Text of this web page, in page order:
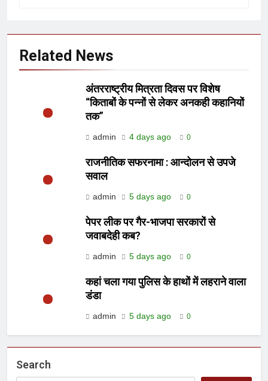
Related News
अंतरराष्ट्रीय मित्रता दिवस पर विशेष
“किताबों के पन्नों से लेकर अनकही कहानियों
तक”
admin 4 days ago 0
राजनीतिक सफरनामा : आन्दोलन से उपजे
सवाल
admin 5 days ago 0
पेपर लीक पर गैर-भाजपा सरकारों से
जवाबदेही कब?
admin 5 days ago 0
कहां चला गया पुलिस के हाथों में लहराने वाला
डंडा
admin 5 days ago 0
Search